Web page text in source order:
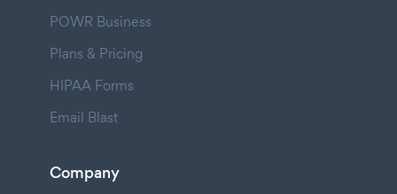
POWR Business
Plans & Pricing
HIPAA Forms
Email Blast
Company